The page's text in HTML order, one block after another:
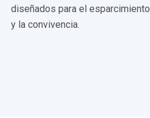
diseñados para el esparcimiento
y la convivencia.